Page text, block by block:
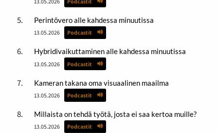
Perintövero alle kahdessa minuutissa
13.05.2026 Podcastit
Hybridivaikuttaminen alle kahdessa minuutissa
13.05.2026 Podcastit
Kameran takana oma visuaalinen maailma
13.05.2026 Podcastit
Millaista on tehdä työtä, josta ei saa kertoa muille?
13.05.2026 Podcastit